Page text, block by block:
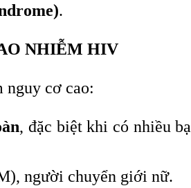
.
NHIỄM HIV
nguy cơ cao:
, đặc biệt khi có nhiều
người chuyển giới nữ.